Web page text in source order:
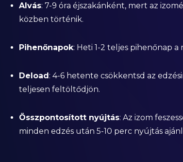
Alvás: 7-9 óra éjszakánként, mert az
közben történik.
Pihenőnapok: Heti 1-2 teljes pihenőnap a
Deload: 4-6 hetente csökkentsd az
teljesen feltöltődjön.
Összpontosított nyújtás: Az izom
minden edzés után 5-10 perc nyújtás